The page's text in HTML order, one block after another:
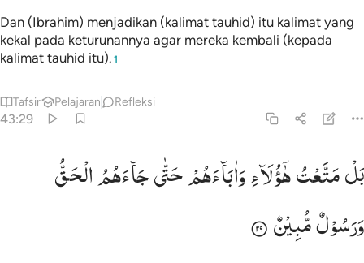
Dan (Ibrahim) menjadikan (kalimat tauhid) itu kalimat yang
kekal pada keturunannya agar mereka kembali (kepada
kalimat tauhid itu). 1
Tafsir Pelajaran Refleksi
43:29
بل متعت هاولاء واباءهم حتى جاءهم الحق ورسول مبين ٢٩
بَلْ مَتَّعْتُ هَـٰٓؤُلَآءِ وَءَابَآءَهُمْ حَتَّىٰ جَآءَهُمُ ٱلْحَقُّ وَرَسُولٌۭ مُّبِينٌۭ ٢٩
بَلْمَتَّعْتُهٰۤؤُلَآءِوَاٰبَآءَهُمْحَتّٰیجَآءَهُمُالْحَقُّ
وَرَسُوْلٌمُّبِیْنٌ